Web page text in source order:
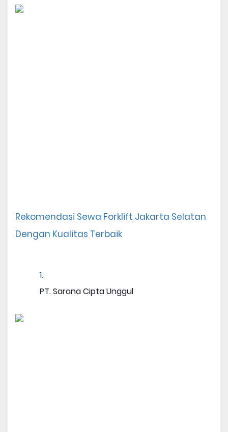
Rekomendasi Sewa Forklift Jakarta Selatan
Dengan Kualitas Terbaik
PT. Sarana Cipta Unggul